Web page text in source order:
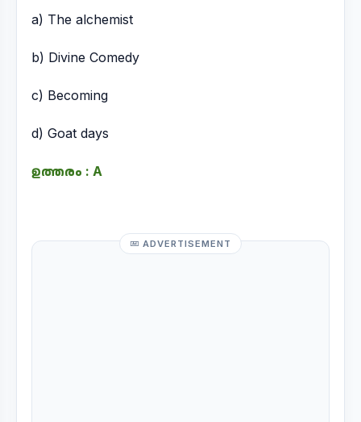
a) The alchemist
b) Divine Comedy
c) Becoming
d) Goat days
ഉത്തരം : A
ADVERTISEMENT